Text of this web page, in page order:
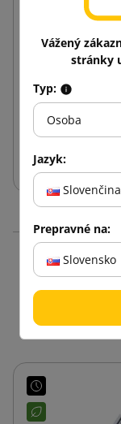
Dekoračné
Vážený
stránky
Typ:
Osoba
Jazyk:
Slovenčina
Prepravné na:
Slovensko